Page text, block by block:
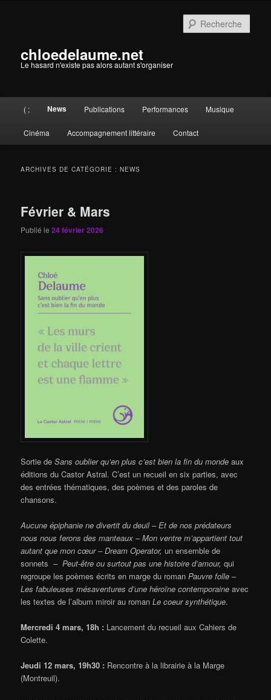
chloedelaume.net
Le hasard n'existe pas alors autant s'organiser
principal
( ; News Publications Performances Musique
Cinéma Accompagnement littéraire Contact
ARCHIVES DE CATÉGORIE :NEWS
Février & Mars
Publié le24 février 2026
Sortie deSans oublier qu’en plus c’est bien la fin du monde aux
éditions du Castor Astral. C’est un recueil en six parties, avec
des entrées thématiques, des poèmes et des paroles de
chansons.
Aucune épiphanie ne divertit du deuil–Et de nos prédateurs
nous nous ferons des manteaux –Mon ventre m’appartient tout
autant que mon cœur – Dream Operator,un ensemble de
sonnets –Peut-être ou surtout pas une histoire d’amour,qui
regroupe les poèmes écrits en marge du romanPauvre folle–
Les fabuleuses mésaventures d’une héroïne contemporaineavec
les textes de l’album miroir au romanLe coeur synthétique.
Mercredi 4 mars, 18h : Lancement du recueil aux Cahiers de
Colette.
Jeudi 12 mars, 19h30 : Rencontre à la librairie à la Marge
(Montreuil).